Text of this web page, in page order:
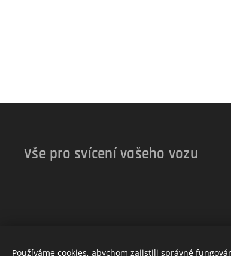
Vše pro svícení vašeho vozu
Používáme cookies, abychom zajistili správné